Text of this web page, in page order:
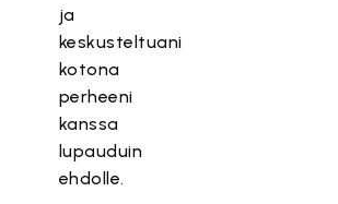
ja
keskusteltuani
kotona
perheeni
kanssa
lupauduin
ehdolle.